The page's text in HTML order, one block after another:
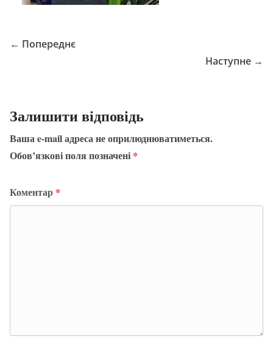
← Попереднє
Наступне →
Залишити відповідь
Ваша e-mail адреса не оприлюднюватиметься.
Обов’язкові поля позначені *
Коментар *